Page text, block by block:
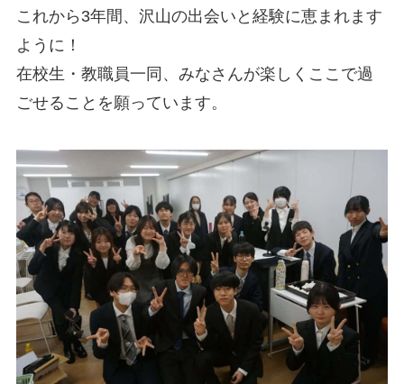
これから3年間、沢山の出会いと経験に恵まれます
ように！
在校生・教職員一同、みなさんが楽しくここで過
ごせることを願っています。